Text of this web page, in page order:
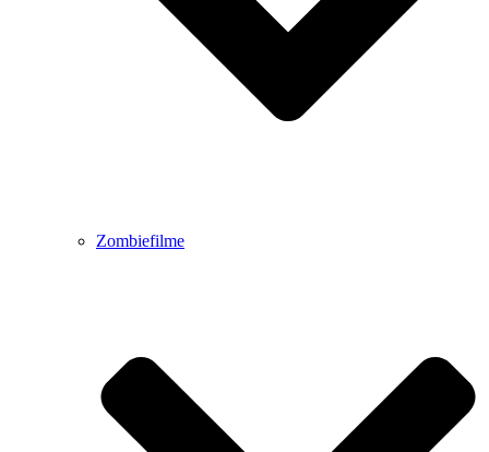
Zombiefilme